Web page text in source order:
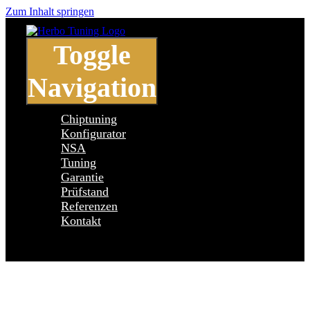
Zum Inhalt springen
Toggle
Navigation
Chiptuning
Konfigurator
NSA
Tuning
Garantie
Prüfstand
Referenzen
Kontakt